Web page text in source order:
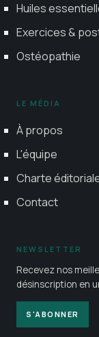
Huiles
Exercices &
Ostéopathie
LE MÉDIA
À propos
L'équipe
Charte
Contact
NEWSLETTER
Recevez nos
désinscription en
S'ABONNER